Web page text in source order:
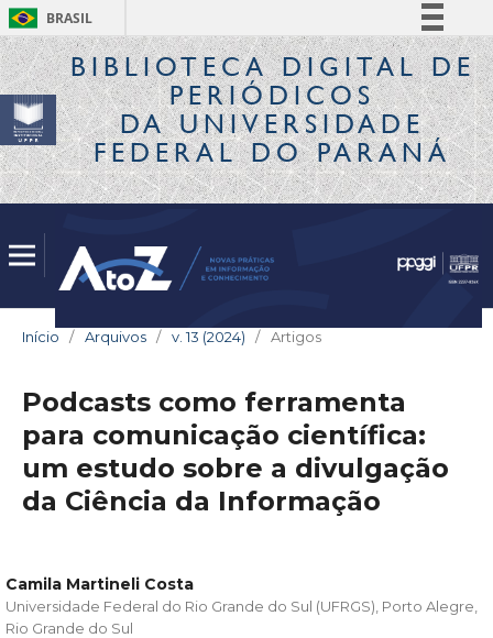
BRASIL
Simplifique!
Comunica BR
Participe
Acesso à informação
Legislação
BIBLIOTECA DIGITALDE
PERIÓDICOS
DA UNIVERSIDADE
FEDERAL DO PARANÁ
Início / Arquivos / v. 13 (2024) / Artigos
Podcasts como ferramenta
para comunicação científica:
um estudo sobre a divulgação
da Ciência da Informação
Camila Martineli Costa
Universidade Federal do Rio Grande do Sul (UFRGS), Porto Alegre,
Rio Grande do Sul